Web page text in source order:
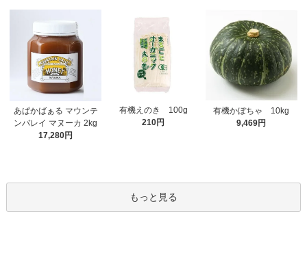
あぱかばぁる マウンテ
ンバレイ マヌーカ 2kg
17,280円
有機えのき 100g
210円
有機かぼちゃ 10kg
9,469円
もっと見る